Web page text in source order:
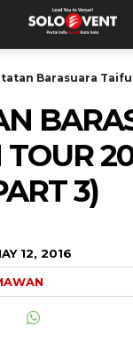
Barasuara
3)
12, 2016